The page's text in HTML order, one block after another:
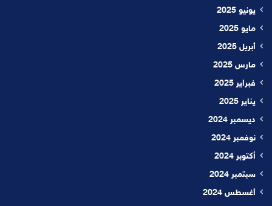
يونيو 2025
مايو 2025
أبريل 2025
مارس 2025
فبراير 2025
يناير 2025
ديسمبر 2024
نوفمبر 2024
أكتوبر 2024
سبتمبر 2024
أغسطس 2024